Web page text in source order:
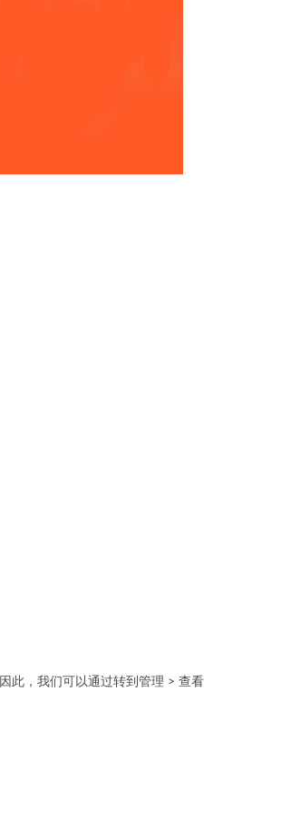
因此，我们可以通过转到管理 > 查看